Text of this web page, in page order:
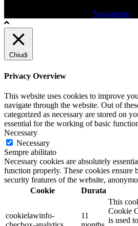
Newsphere
Chiudi
Privacy Overview
This website uses cookies to improve
navigate through the website. Out of
categorized as necessary are stored on
essential for the working of basic
Necessary
Necessary
Sempre abilitato
Necessary cookies are absolutely
function properly. These cookies ensure
security features of the website,
Cookie
Durata
cookielawinfo-
11
This
Cookie
is used